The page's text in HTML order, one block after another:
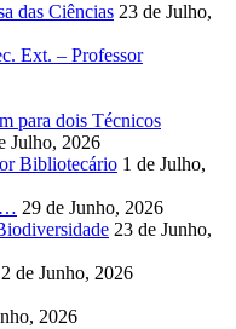
das Ciências 23 de Julho,
Ext. – Professor
para dois Técnicos
Julho, 2026
Bibliotecário 1 de Julho,
29 de Junho, 2026
23 de Junho,
de Junho, 2026
2026